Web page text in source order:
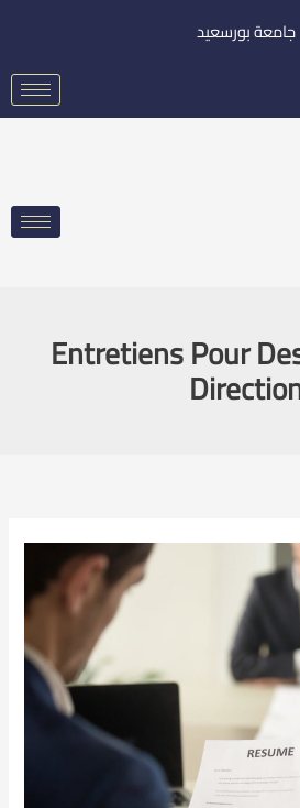
جامعة بورسعيد
Entretiens Pour